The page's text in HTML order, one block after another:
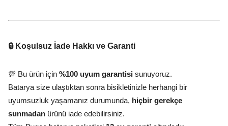
🔒 Koşulsuz İade Hakkı ve Garanti
💯 Bu ürün için %100 uyum garantisi sunuyoruz.
Batarya size ulaştıktan sonra bisikletinizle herhangi bir
uyumsuzluk yaşamanız durumunda, hiçbir gerekçe
sunmadan ürünü iade edebilirsiniz.